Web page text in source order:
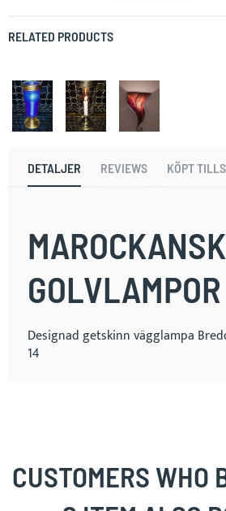
RELATED PRODUCTS
DETALJER REVIEWS KÖPT
GOLVLAMPOR
Designad getskinn vägglampa
14
CUSTOMERS WHO